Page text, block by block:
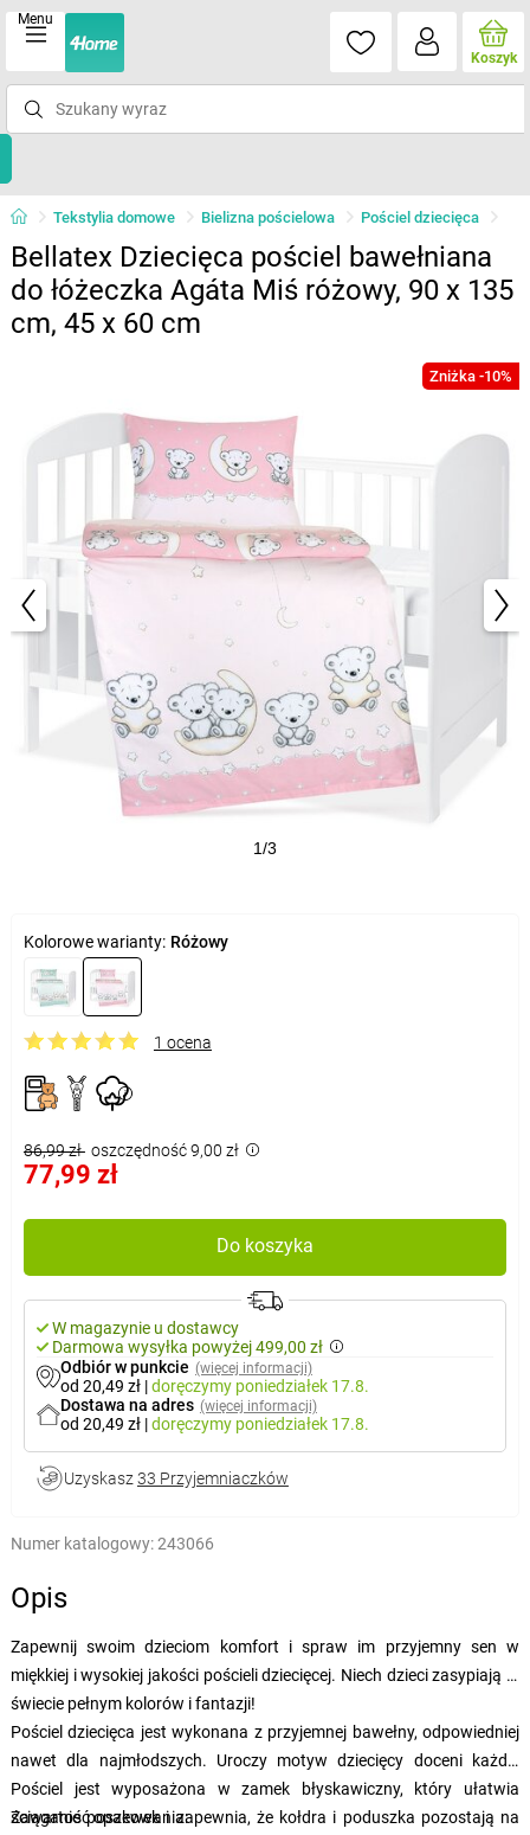
Menu
Koszyk
Tekstylia domowe Bielizna pościelowa Pościel dziecięca
Bellatex Dziecięca pościel bawełniana
do łóżeczka Agáta Miś różowy, 90 x 135
cm, 45 x 60 cm
Zniżka -10%
1/3
Kolorowe warianty: Różowy
1 ocena
86,99 zł oszczędność 9,00 zł
77,99 zł
Do koszyka
W magazynie u dostawcy
Darmowa wysyłka powyżej 499,00 zł
Odbiór w punkcie (więcej informacji)
od 20,49 zł |doręczymy poniedziałek 17.8.
Dostawa na adres (więcej informacji)
od 20,49 zł |doręczymy poniedziałek 17.8.
Uzyskasz 33 Przyjemniaczków
Numer katalogowy:243066
Opis
Zapewnij swoim dzieciom komfort i spraw im przyjemny sen w
miękkiej i wysokiej jakości pościeli dziecięcej. Niech dzieci zasypiają w
świecie pełnym kolorów i fantazji!
Pościel dziecięca jest wykonana z przyjemnej bawełny, odpowiedniej
nawet dla najmłodszych. Uroczy motyw dziecięcy doceni każdy.
Pościel jest wyposażona w zamek błyskawiczny, który ułatwia
ściąganie poszewek i zapewnia, że kołdra i poduszka pozostają na
Zawartość opakowania: